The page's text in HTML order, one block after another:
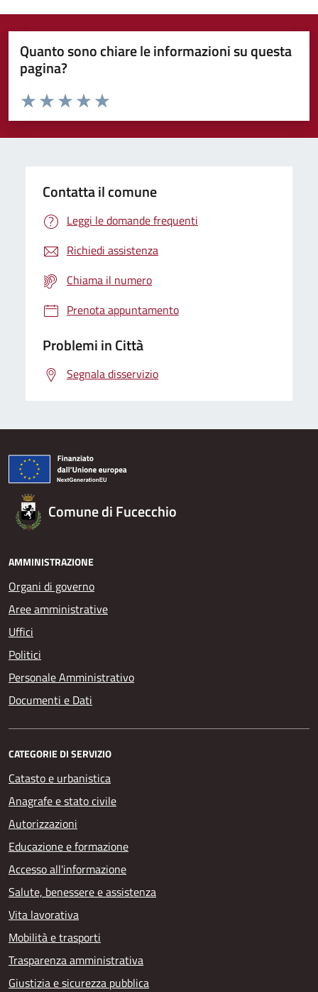
Quanto sono chiare le informazioni su questa
pagina?
Domanda
Valuta da 1 a 5 stelle la pagina
Valuta 5 stelle su 5
Valuta 4 stelle su 5
Valuta 3 stelle su 5
Valuta 2 stelle su 5
Valuta 1 stelle su 5
Contatta il comune
Leggi le domande frequenti
Richiedi assistenza
Chiama il numero
Prenota appuntamento
Problemi in Città
Segnala disservizio
Comune di Fucecchio
AMMINISTRAZIONE
Organi di governo
Aree amministrative
Uffici
Politici
Personale Amministrativo
Documenti e Dati
CATEGORIE DI SERVIZIO
Catasto e urbanistica
Anagrafe e stato civile
Autorizzazioni
Educazione e formazione
Accesso all'informazione
Salute, benessere e assistenza
Vita lavorativa
Mobilità e trasporti
Trasparenza amministrativa
Giustizia e sicurezza pubblica